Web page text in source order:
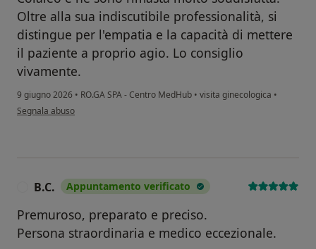
Oltre alla sua indiscutibile professionalità, si
distingue per l'empatia e la capacità di mettere
il paziente a proprio agio. Lo consiglio
vivamente.
9 giugno 2026 • RO.GA SPA - Centro MedHub • visita ginecologica •
secondo l'opinione dell'utente M.O
Segnala abuso
B.C. Appuntamento verificato
Premuroso, preparato e preciso.
Persona straordinaria e medico eccezionale.